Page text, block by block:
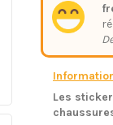
Les